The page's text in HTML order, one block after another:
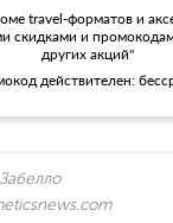
travel-форматов и
скидками и
других акций"
действителен: